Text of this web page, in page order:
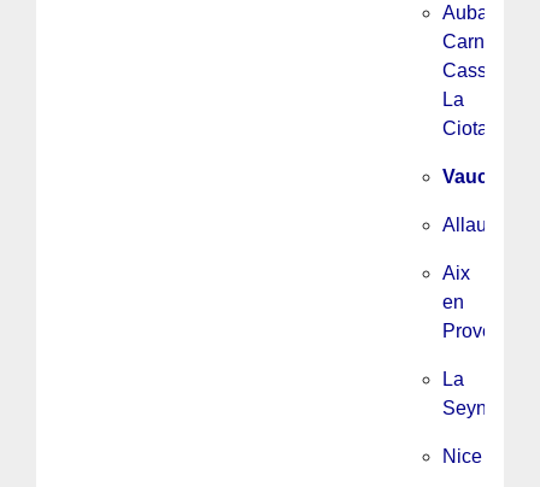
Aubagne,
Carnoux,
Cassis,
La
Ciotat
Vaucluse
Allauch
Aix
en
Provence/
La
Seyne
Nice